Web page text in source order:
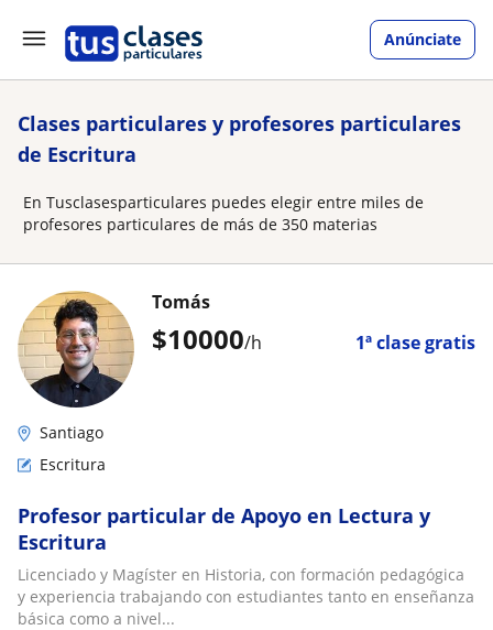
Anúnciate
Clases particulares y profesores particulares
de Escritura
En Tusclasesparticulares puedes elegir entre miles de
profesores particulares de más de 350 materias
$10000/h 1ª clase gratis
Tomás
Santiago
Escritura
Profesor particular de Apoyo en Lectura y
Escritura
Licenciado y Magíster en Historia, con formación pedagógica
y experiencia trabajando con estudiantes tanto en enseñanza
básica como a nivel...